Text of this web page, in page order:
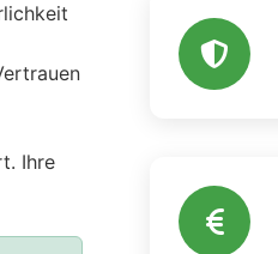
Ihre